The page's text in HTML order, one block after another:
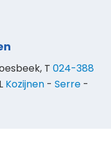
T 024-388
Kozijnen- Serre-